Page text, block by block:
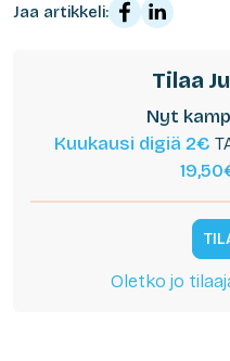
Jaa artikkeli:
Tilaa
Nyt
Kuukausi digiä 2€
Oletko jo